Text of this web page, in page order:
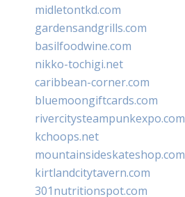
midletontkd.com
gardensandgrills.com
basilfoodwine.com
nikko-tochigi.net
caribbean-corner.com
bluemoongiftcards.com
rivercitysteampunkexpo.com
kchoops.net
mountainsideskateshop.com
kirtlandcitytavern.com
301nutritionspot.com